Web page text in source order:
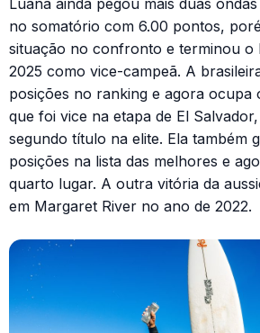
Luana ainda pegou mais duas
no somatório com 6.00 pontos,
situação no confronto e terminou o
2025 como vice-campeã. A
posições no ranking e agora ocupa
que foi vice na etapa de El
segundo título na elite. Ela também
posições na lista das melhores e
quarto lugar. A outra vitória da
em Margaret River no ano de 2022.